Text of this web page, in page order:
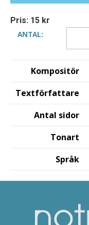
Pris: 15 kr
ANTAL:
Kompositör
Textförfattare
Antal sidor
Tonart
Språk